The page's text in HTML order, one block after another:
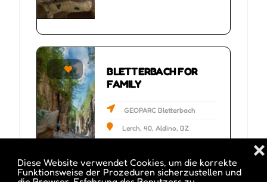
Diese Website verwendet Cookies, um die korrekte
Funktionsweise der Prozeduren sicherzustellen und
❌
BLETTERBACH FOR
FAMILY
GEOPARC Bletterbach
Lerch, 40, Aldino, BZ